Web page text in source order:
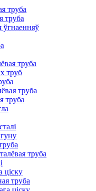
труба
труба
ўгнаенняў
труба
труб
труба
труба
труба
ціску
труба